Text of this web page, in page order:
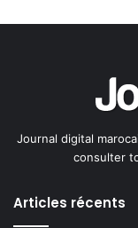
Journal digital
consulter
Articles récents